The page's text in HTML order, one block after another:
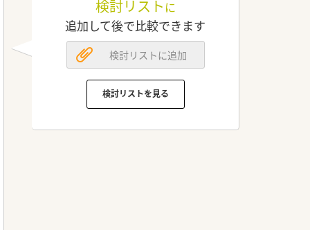
検討リスト に
追加して後で比較できます
検討リストに追加
検討リストを見る